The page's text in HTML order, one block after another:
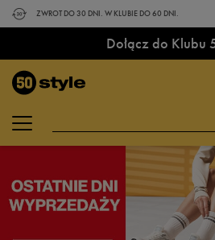
ZWROT DO 30 DNI. W KLUBIE DO 60 DNI.
Dołącz do Klubu